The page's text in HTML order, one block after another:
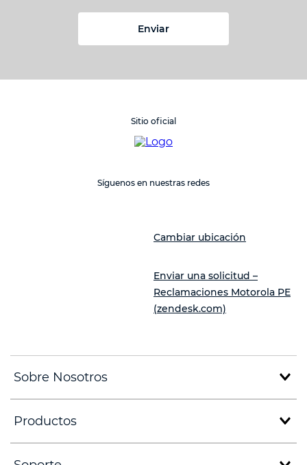
Enviar
Sitio oficial
Síguenos en nuestras redes
Cambiar ubicación
Enviar una solicitud –
Reclamaciones Motorola PE
(zendesk.com)
Sobre Nosotros
Productos